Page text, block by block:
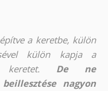
a keretbe, külön
külön kapja a
De ne
nagyon